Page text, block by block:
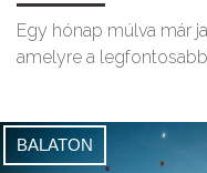
Egy hónap múlva már
amelyre a
BALATON